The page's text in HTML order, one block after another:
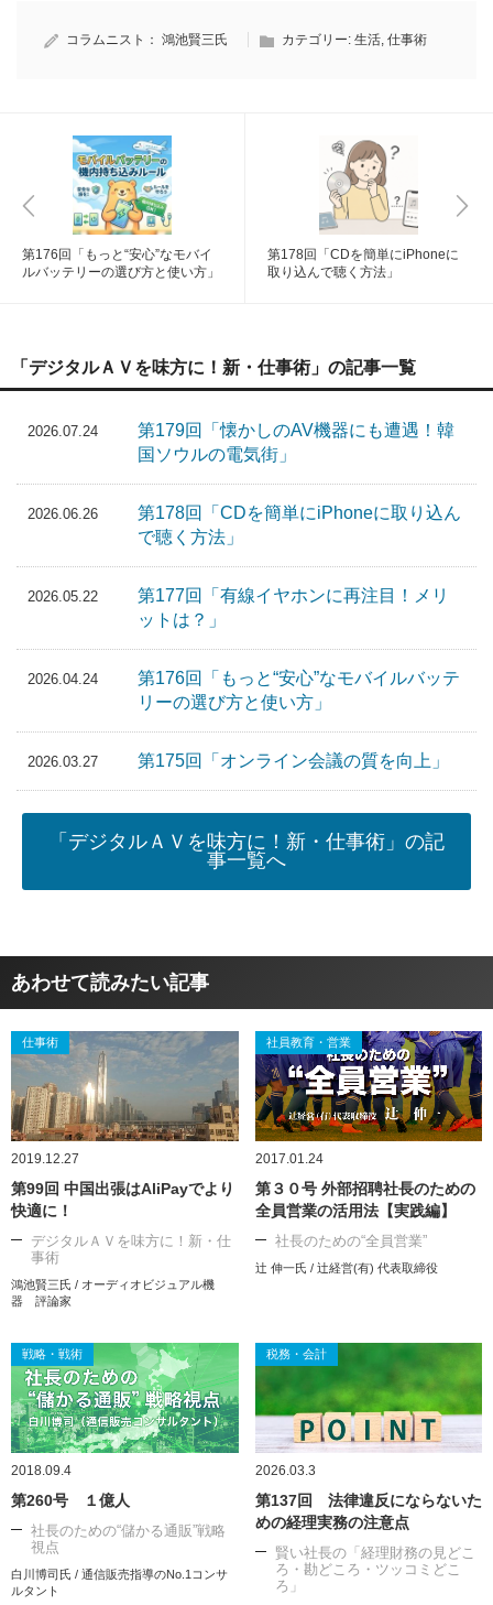
コラムニスト： 鴻池賢三氏 カテゴリー: 生活, 仕事術
第176回「もっと“安心”なモバイ
ルバッテリーの選び方と使い方」
第178回「CDを簡単にiPhoneに
取り込んで聴く方法」
「デジタルＡＶを味方に！新・仕事術」の記事一覧
2026.07.24
第179回「懐かしのAV機器にも遭遇！韓
国ソウルの電気街」
2026.06.26
第178回「CDを簡単にiPhoneに取り込ん
で聴く方法」
2026.05.22
第177回「有線イヤホンに再注目！メリ
ットは？」
2026.04.24
第176回「もっと“安心”なモバイルバッテ
リーの選び方と使い方」
2026.03.27 第175回「オンライン会議の質を向上」
「デジタルＡＶを味方に！新・仕事術」の記
事一覧へ
あわせて読みたい記事
仕事術
2019.12.27
第99回 中国出張はAliPayでより
快適に！
デジタルＡＶを味方に！新・仕
事術
鴻池賢三氏 / オーディオビジュアル機
器 評論家
社員教育・営業
2017.01.24
第３０号 外部招聘社長のための
全員営業の活用法【実践編】
社長のための“全員営業”
辻 伸一氏 / 辻経営(有) 代表取締役
戦略・戦術
2018.09.4
第260号 １億人
社長のための“儲かる通販”戦略
視点
白川博司氏 / 通信販売指導のNo.1コンサ
ルタント
税務・会計
2026.03.3
第137回 法律違反にならないた
めの経理実務の注意点
賢い社長の「経理財務の見どこ
ろ・勘どころ・ツッコミどこ
ろ」